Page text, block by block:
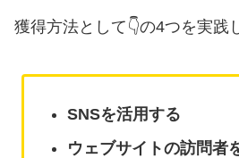
獲得方法として👇の4つを実践
SNSを活用する
ウェブサイトの訪問者